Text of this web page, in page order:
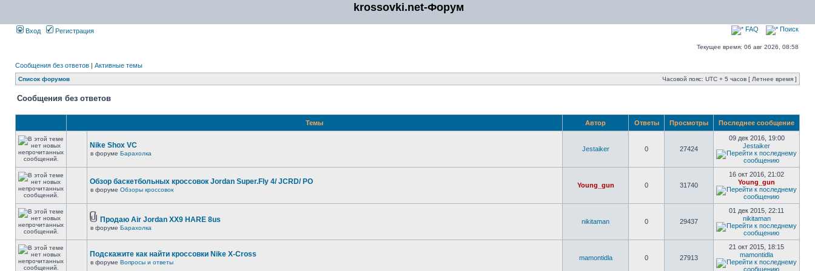
krossovki.net-Форум
Вход Регистрация FAQ Поиск
Текущее время: 06 авг 2026, 08:58
Сообщения без ответов | Активные темы
Список форумов Часовой пояс: UTC + 5 часов [ Летнее время ]
Сообщения без ответов
Темы Автор Ответы Просмотры Последнее сообщение
Nike Shox VC
в форуме Барахолка
Jestaiker 0 27424
09 дек 2016, 19:00
Jestaiker
Обзор баскетбольных кроссовок Jordan Super.Fly 4/ JCRD/ PO
в форуме Обзоры кроссовок
Young_gun 0 31740
16 окт 2016, 21:02
Young_gun
Продаю Air Jordan XX9 HARE 8us
в форуме Барахолка
nikitaman 0 29437
01 дек 2015, 22:11
nikitaman
Подскажите как найти кроссовки Nike X-Cross
в форуме Вопросы и ответы
mamontidla 0 27913
21 окт 2015, 18:15
mamontidla